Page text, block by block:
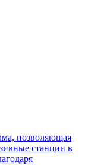
позволяющая
станции в